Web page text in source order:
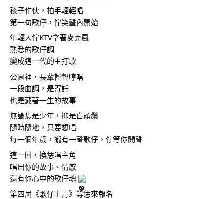
孩子作伙，拍手輕輕唱
第一句歌仔，佇笑聲內開始
年輕人佇KTV拿著麥克風
熟悉的歌仔調
變成這一代的主打歌
公園裡，長輩輕聲哼唱
一段曲調，是寄託
也是藏著一生的故事
無論恁是少年，抑是白頭鬚
隨時隨地，只要想唱
每一個年歲，攏有一聲歌仔，佇等你開聲
這一回，換恁唱主角
唱出你的故事、情感
還有你心中的歌仔魂
第四屆《歌仔上青》等恁來報名